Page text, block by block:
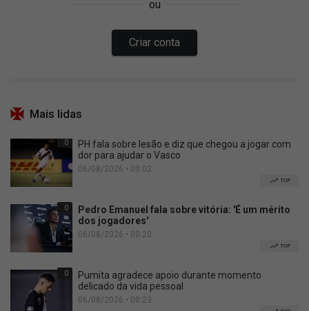
Mais lidas
0
PH fala sobre lesão e diz que chegou a jogar com
dor para ajudar o Vasco
06/08/2026 • 00:02
TOP
0
Pedro Emanuel fala sobre vitória: 'É um mérito
dos jogadores'
06/08/2026 • 00:20
TOP
0
Pumita agradece apoio durante momento
delicado da vida pessoal
06/08/2026 • 00:23